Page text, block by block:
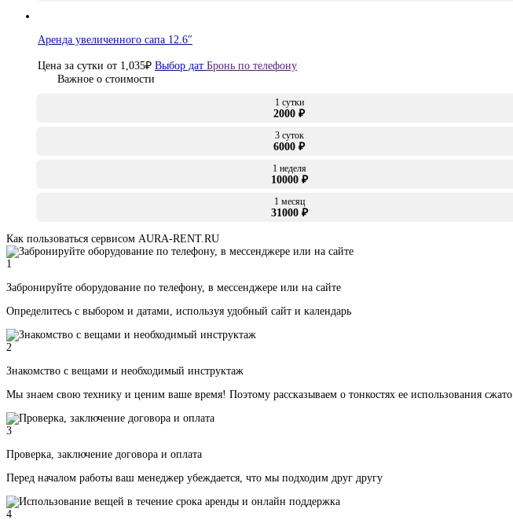
Аренда увеличенного сапа 12.6″
Цена за сутки от 1,035₽ Выбор дат Бронь по телефону
Важное о стоимости
1 сутки
2000 ₽
3 суток
6000 ₽
1 неделя
10000 ₽
1 месяц
31000 ₽
Как пользоваться сервисом AURA-RENT.RU
1
Забронируйте оборудование по телефону, в мессенджере или на сайте
Определитесь с выбором и датами, используя удобный сайт и календарь
2
Знакомство с вещами и необходимый инструктаж
Мы знаем свою технику и ценим ваше время! Поэтому рассказываем о тонкостях ее использования сжато
3
Проверка, заключение договора и оплата
Перед началом работы ваш менеджер убеждается, что мы подходим друг другу
4